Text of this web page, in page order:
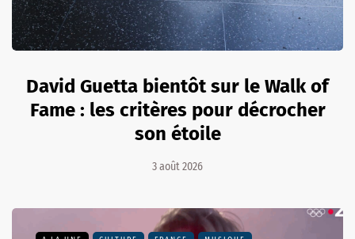
David Guetta bientôt sur le Walk of
Fame : les critères pour décrocher
son étoile
3 août 2026